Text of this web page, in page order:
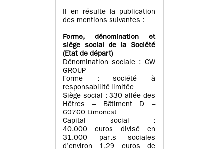
Il en résulte la publication
des mentions suivantes :
Forme, dénomination et
siège social de la Société
(Etatde départ)
Dénomination sociale : CW
GROUP
Forme : société à
responsabilité limitée
Siège social : 330 allée des
Hêtres – Bâtiment D –
69760 Limonest
Capital social :
40.000 euros divisé en
31.000 parts sociales
d’environ 1,29 euros de